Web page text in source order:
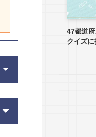
47都道
クイズに